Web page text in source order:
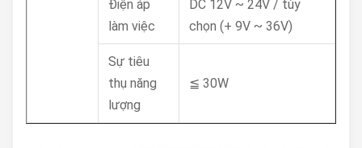
Điện áp
làm việc
DC 12V ~ 24V / tùy
chọn (+ 9V ~ 36V)
Sự tiêu
thụ năng
lượng
≦ 30W